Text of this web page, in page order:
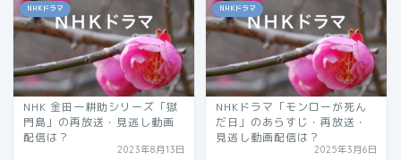
NHKドラマ
NHK 金田一耕助シリーズ「獄
門島」の再放送・見逃し動画
配信は？
2023年8月13日
NHKドラマ
NHKドラマ「モンローが死ん
だ日」のあらすじ・再放送・
見逃し動画配信は？
2025年3月6日